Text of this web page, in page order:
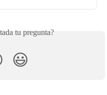
tu pregunta?
😃